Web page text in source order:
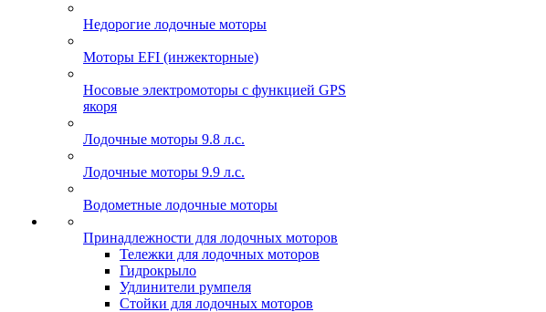
Недорогие лодочные моторы
Моторы EFI (инжекторные)
Носовые электромоторы с функцией GPS
якоря
Лодочные моторы 9.8 л.с.
Лодочные моторы 9.9 л.с.
Водометные лодочные моторы
Принадлежности для лодочных моторов
Тележки для лодочных моторов
Гидрокрыло
Удлинители румпеля
Стойки для лодочных моторов